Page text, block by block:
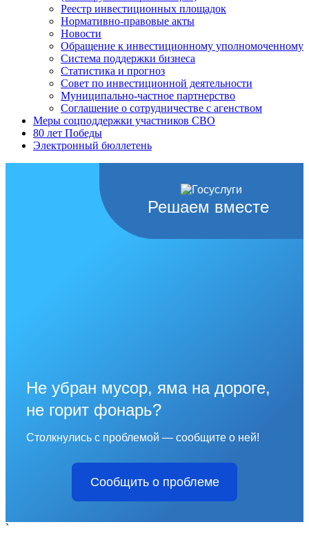
Реестр инвестиционных площадок
Нормативно-правовые акты
Новости
Обращение к инвестиционному уполномоченному
Система поддержки бизнеса
Статистика и прогноз
Совет по инвестиционной деятельности
Муниципально-частное партнерство
Соглашение о сотрудничестве с агенством
Меры соцподдержки участников СВО
80 лет Победы
Электронный бюллетень
Решаем вместе
Не убран мусор, яма на дороге,
не горит фонарь?
Столкнулись с проблемой — сообщите о ней!
Сообщить о проблеме
`